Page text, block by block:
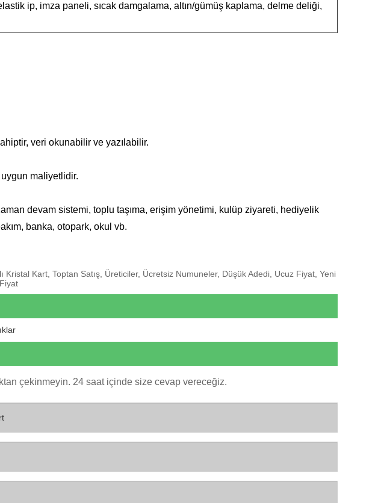
ip, imza paneli, sıcak damgalama, altın/gümüş kaplama, delme deliği,
veri okunabilir ve yazılabilir.
maliyetlidir.
devam sistemi, toplu taşıma, erişim yönetimi, kulüp ziyareti, hediyelik
banka, otopark, okul vb.
Kristal Kart, Toptan Satış, Üreticiler, Ücretsiz Numuneler, Düşük Adedi, Ucuz Fiyat, Yeni
çekinmeyin. 24 saat içinde size cevap vereceğiz.